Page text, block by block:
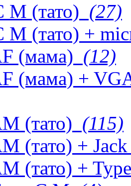
M (тато) (27)
M (тато) +
(мама) (12)
(мама) +
(тато) (115)
(тато) +
(тато) +